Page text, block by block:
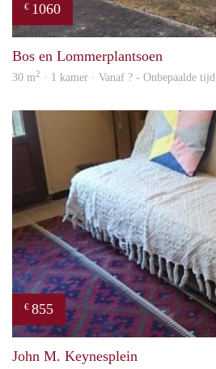
€ 1060
Bos en Lommerplantsoen
30 m2 · 1 kamer · Vanaf ? - Onbepaalde tijd
€ 855
John M. Keynesplein